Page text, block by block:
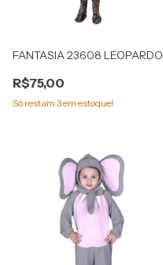
FANTASIA 23608 LEOPARDO
R$75,00
Só restam 3em estoque!